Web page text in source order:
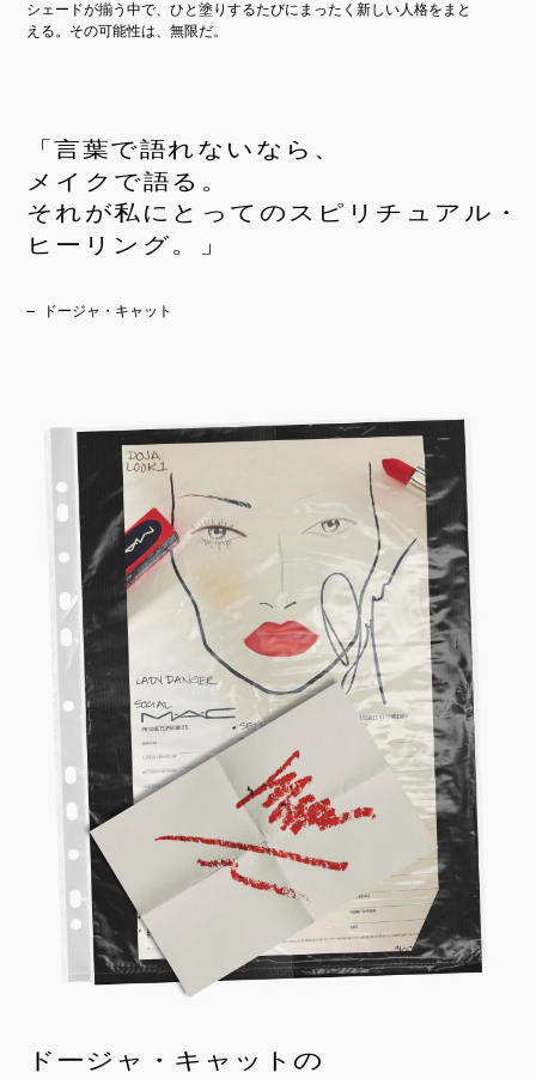
シェードが揃う中で、ひと塗りするたびにまったく新しい人格をまと
える。その可能性は、無限だ。
「言葉で語れないなら、
メイクで語る。
それが私にとってのスピリチュアル・
ヒーリング。」
— ドージャ・キャット
ドージャ・キャットの